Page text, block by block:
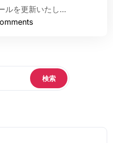
9
日
ルを更新いたし…
検索